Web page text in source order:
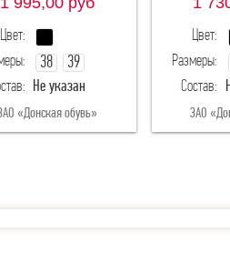
Цвет:
38
39
40
Не указан
«Донская обувь»
Цвет:
Размеры:
Состав:
ЗАО